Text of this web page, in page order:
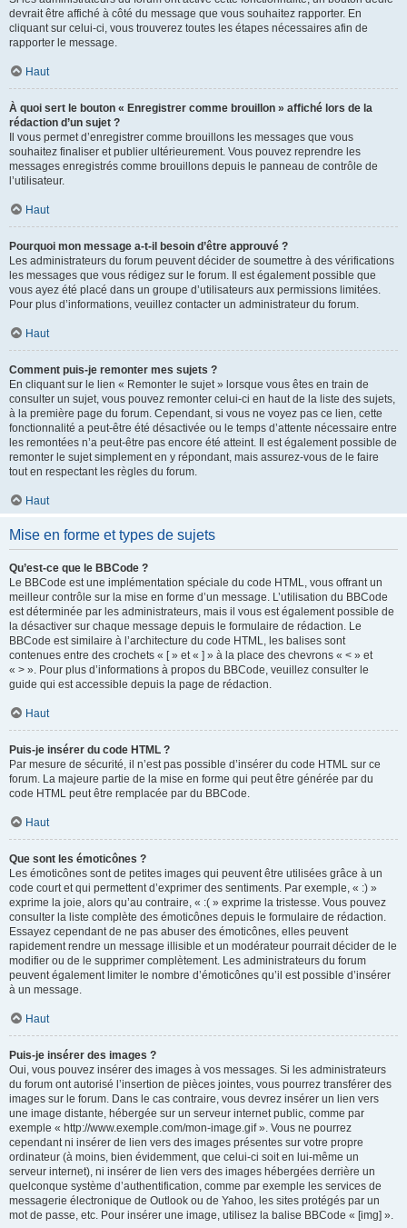
devrait être affiché à côté du message que vous souhaitez rapporter. En
cliquant sur celui-ci, vous trouverez toutes les étapes nécessaires afin de
rapporter le message.
Haut
À quoi sert le bouton « Enregistrer comme brouillon » affiché lors de la
rédaction d’un sujet ?
Il vous permet d’enregistrer comme brouillons les messages que vous
souhaitez finaliser et publier ultérieurement. Vous pouvez reprendre les
messages enregistrés comme brouillons depuis le panneau de contrôle de
l’utilisateur.
Haut
Pourquoi mon message a-t-il besoin d’être approuvé ?
Les administrateurs du forum peuvent décider de soumettre à des vérifications
les messages que vous rédigez sur le forum. Il est également possible que
vous ayez été placé dans un groupe d’utilisateurs aux permissions limitées.
Pour plus d’informations, veuillez contacter un administrateur du forum.
Haut
Comment puis-je remonter mes sujets ?
En cliquant sur le lien « Remonter le sujet » lorsque vous êtes en train de
consulter un sujet, vous pouvez remonter celui-ci en haut de la liste des sujets,
à la première page du forum. Cependant, si vous ne voyez pas ce lien, cette
fonctionnalité a peut-être été désactivée ou le temps d’attente nécessaire entre
les remontées n’a peut-être pas encore été atteint. Il est également possible de
remonter le sujet simplement en y répondant, mais assurez-vous de le faire
tout en respectant les règles du forum.
Haut
Mise en forme et types de sujets
Qu’est-ce que le BBCode ?
Le BBCode est une implémentation spéciale du code HTML, vous offrant un
meilleur contrôle sur la mise en forme d’un message. L’utilisation du BBCode
est déterminée par les administrateurs, mais il vous est également possible de
la désactiver sur chaque message depuis le formulaire de rédaction. Le
BBCode est similaire à l’architecture du code HTML, les balises sont
contenues entre des crochets « [ » et « ] » à la place des chevrons « < » et
« > ». Pour plus d’informations à propos du BBCode, veuillez consulter le
guide qui est accessible depuis la page de rédaction.
Haut
Puis-je insérer du code HTML ?
Par mesure de sécurité, il n’est pas possible d’insérer du code HTML sur ce
forum. La majeure partie de la mise en forme qui peut être générée par du
code HTML peut être remplacée par du BBCode.
Haut
Que sont les émoticônes ?
Les émoticônes sont de petites images qui peuvent être utilisées grâce à un
code court et qui permettent d’exprimer des sentiments. Par exemple, « :) »
exprime la joie, alors qu’au contraire, « :( » exprime la tristesse. Vous pouvez
consulter la liste complète des émoticônes depuis le formulaire de rédaction.
Essayez cependant de ne pas abuser des émoticônes, elles peuvent
rapidement rendre un message illisible et un modérateur pourrait décider de le
modifier ou de le supprimer complètement. Les administrateurs du forum
peuvent également limiter le nombre d’émoticônes qu’il est possible d’insérer
à un message.
Haut
Puis-je insérer des images ?
Oui, vous pouvez insérer des images à vos messages. Si les administrateurs
du forum ont autorisé l’insertion de pièces jointes, vous pourrez transférer des
images sur le forum. Dans le cas contraire, vous devrez insérer un lien vers
une image distante, hébergée sur un serveur internet public, comme par
exemple « http://www.exemple.com/mon-image.gif ». Vous ne pourrez
cependant ni insérer de lien vers des images présentes sur votre propre
ordinateur (à moins, bien évidemment, que celui-ci soit en lui-même un
serveur internet), ni insérer de lien vers des images hébergées derrière un
quelconque système d’authentification, comme par exemple les services de
messagerie électronique de Outlook ou de Yahoo, les sites protégés par un
mot de passe, etc. Pour insérer une image, utilisez la balise BBCode « [img] ».